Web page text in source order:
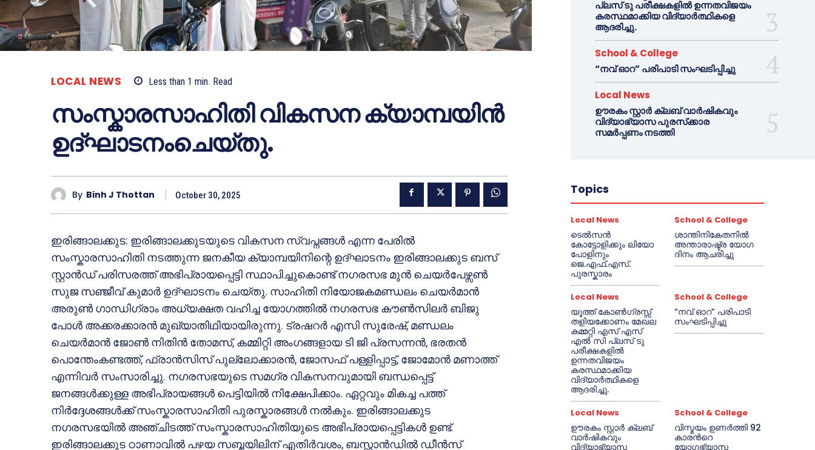
LOCAL NEWS Less than 1 min. Read
സംസ്കാരസാഹിതി വികസന ക്യാമ്പയിൻ
ഉദ്ഘാടനംചെയ്തു.
By Binh J Thottan October 30, 2025
ഇരിങ്ങാലക്കുട: ഇരിങ്ങാലക്കുടയുടെ വികസന സ്വപ്നങ്ങൾ എന്ന പേരിൽ
സംസ്കാരസാഹിതി നടത്തുന്ന ജനകീയ ക്യാമ്പയിനിന്റെ ഉദ്ഘാടനം ഇരിങ്ങാലക്കുട ബസ്
സ്റ്റാൻഡ് പരിസരത്ത് അഭിപ്രായപ്പെട്ടി സ്ഥാപിച്ചുകൊണ്ട് നഗരസഭ മുൻ ചെയർപേഴ്സൺ
സുജ സഞ്ജീവ് കുമാർ ഉദ്ഘാടനം ചെയ്തു. സാഹിതി നിയോജകമണ്ഡലം ചെയർമാൻ
അരുൺ ഗാന്ധിഗ്രാം അധ്യക്ഷത വഹിച്ച യോഗത്തിൽ നഗരസഭ കൗൺസിലർ ബിജു
പോൾ അക്കരക്കാരൻ മുഖ്യാതിഥിയായിരുന്നു. ട്രഷറർ എസി സുരേഷ്, മണ്ഡലം
ചെയർമാൻ ജോൺ നിതിൻ തോമസ്, കമ്മിറ്റി അംഗങ്ങളായ ടി ജി പ്രസന്നൻ, ഭരതൻ
പൊന്തേംകണ്ടത്ത്, ഫ്രാൻസിസ് പുല്ലോക്കാരൻ, ജോസഫ് പള്ളിപ്പാട്ട്, ജോമോൻ മണാത്ത്
എന്നിവർ സംസാരിച്ചു. നഗരസഭയുടെ സമഗ്ര വികസനവുമായി ബന്ധപ്പെട്ട്
ജനങ്ങൾക്കുള്ള അഭിപ്രായങ്ങൾ പെട്ടിയിൽ നിക്ഷേപിക്കാം. ഏറ്റവും മികച്ച പത്ത്
നിർദ്ദേശങ്ങൾക്ക് സംസ്കാരസാഹിതി പുരസ്കാരങ്ങൾ നൽകും. ഇരിങ്ങാലക്കുട
നഗരസഭയിൽ അഞ്ചിടത്ത് സംസ്കാരസാഹിതിയുടെ അഭിപ്രായപ്പെട്ടികൾ ഉണ്ട്.
ഇരിങ്ങാലക്കുട ഠാണാവിൽ പഴയ സബ്ജയിലിന് എതിർവശം, ബസ്റ്റാൻഡിൽ ഡീൻസ്
പ്ലസ് ടു പരീക്ഷകളിൽ ഉന്നതവിജയം
കരസ്ഥമാക്കിയ വിദ്യാർത്ഥികളെ
ആദരിച്ചു.
School & College
“നവ് ഓറ” പരിപാടി സംഘടിപ്പിച്ചു
Local News
ഊരകം സ്റ്റാർ ക്ലബ് വാർഷികവും
വിദ്യാഭ്യാസ പുരസ്‌ക്കാര
സമർപ്പണം നടത്തി
Topics
Local News
ടെൽസൻ
കോട്ടോളിക്കും ലിയോ
പോളിനും
ജെ.എഫ്.എസ്.
പുരസ്കാരം
School & College
ശാന്തിനികേതനിൽ
അന്താരാഷ്ട്ര യോഗ
ദിനം ആചരിച്ചു
Local News
യൂത്ത് കോൺഗ്രസ്സ്
തളിയക്കോണം മേഖല
കമ്മറ്റി എസ് എസ്
എൽ സി പ്ലസ് ടു
പരീക്ഷകളിൽ
ഉന്നതവിജയം
കരസ്ഥമാക്കിയ
വിദ്യാർത്ഥികളെ
ആദരിച്ചു.
School & College
“നവ് ഓറ” പരിപാടി
സംഘടിപ്പിച്ചു
Local News
ഊരകം സ്റ്റാർ ക്ലബ്
വാർഷികവും
വിദ്യാഭ്യാസ
School & College
വിസ്മയം ഉണർത്തി 92
കാരൻറെ
യോഗഭ്യാസ